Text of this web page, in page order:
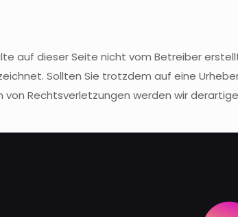
auf dieser Seite nicht vom Betreiber
Sollten Sie trotzdem auf eine
von Rechtsverletzungen werden wir